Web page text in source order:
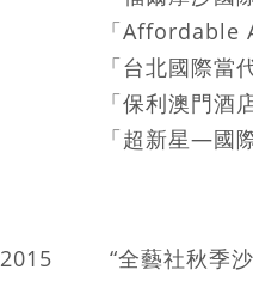
「Affordable Art
「台北國際當代藝
「保利澳門酒店藝
「超新星—國際新
2015 “全藝社秋季沙